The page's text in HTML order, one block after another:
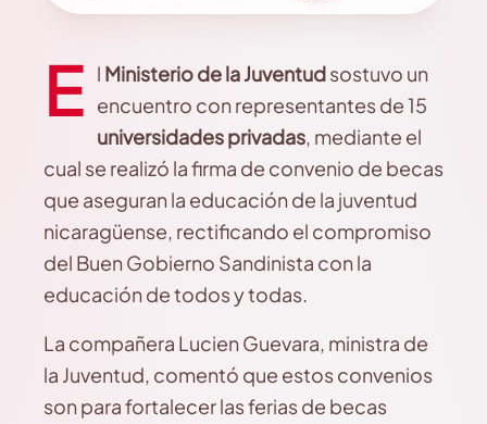
E l Ministerio de la Juventudsostuvo un
encuentro con representantes de 15
universidades privadas, mediante el
cual se realizó la firma de convenio de becas
que aseguran la educación de la juventud
nicaragüense, rectificando el compromiso
del Buen Gobierno Sandinista con la
educación de todos y todas.
La compañera Lucien Guevara, ministra de
la Juventud, comentó que estos convenios
son para fortalecer las ferias de becas